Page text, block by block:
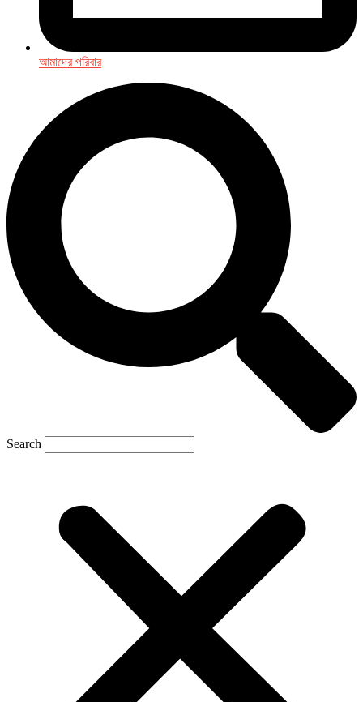
আমাদের পরিবার
Search